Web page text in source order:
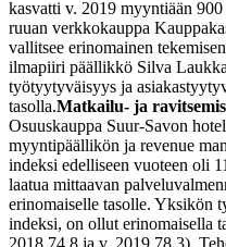
kasvatti v. 2019 myyntiään
ruuan verkkokauppa
vallitsee erinomainen
ilmapiiri päällikkö Silva
työtyytyväisyys ja
tasolla.Matkailu- ja
Osuuskauppa Suur-Savon
myyntipäällikön ja revenue
indeksi edelliseen vuoteen oli
laatua mittaavan
erinomaiselle tasolle. Yksikön
indeksi, on ollut erinomaisella
2018 74,8 ja v. 2019 78,3).